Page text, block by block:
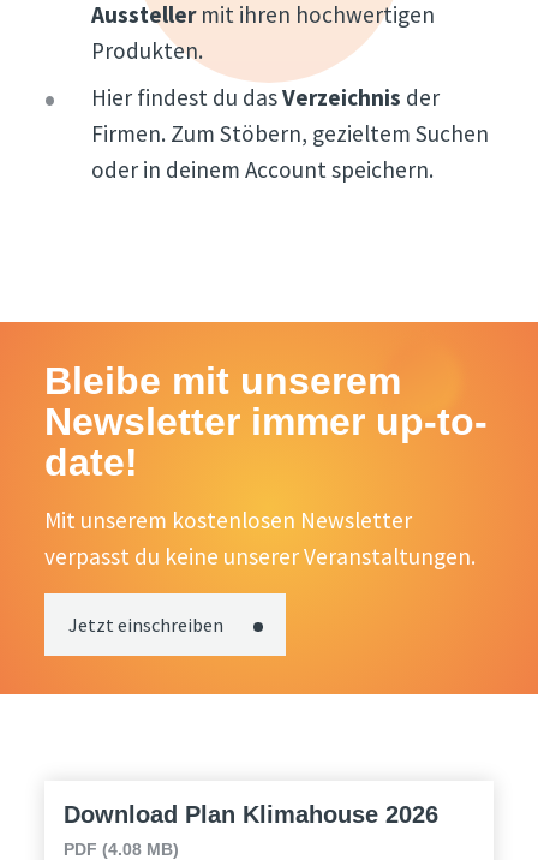
Aussteller mit ihren hochwertigen
Produkten.
Hier findest du dasVerzeichnis der
Firmen. Zum Stöbern, gezieltem Suchen
oder in deinem Account speichern.
Bleibe mit unserem
Newsletter immer up-to-
date!
Mit unserem kostenlosen Newsletter
verpasst du keine unserer Veranstaltungen.
Jetzt einschreiben
Download Plan Klimahouse 2026
PDF (4.08 MB)